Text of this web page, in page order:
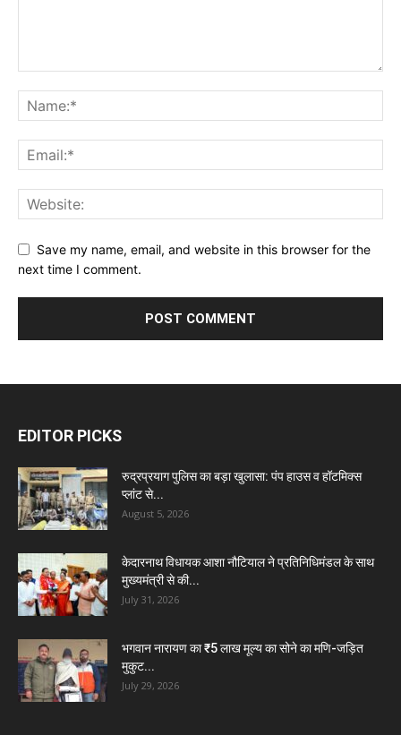
Save my name, email, and website in this browser for the
next time I comment.
EDITOR PICKS
रुद्रप्रयाग पुलिस का बड़ा खुलासा: पंप हाउस व हॉटमिक्स
प्लांट से...
August 5, 2026
केदारनाथ विधायक आशा नौटियाल ने प्रतिनिधिमंडल के साथ
मुख्यमंत्री से की...
July 31, 2026
भगवान नारायण का ₹5 लाख मूल्य का सोने का मणि-जड़ित
मुकुट...
July 29, 2026